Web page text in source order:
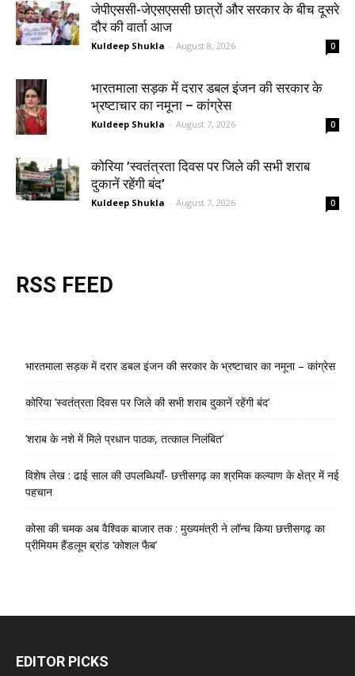
जेपीएससी-जेएसएससी छात्रों और सरकार के बीच दूसरे
दौर की वार्ता आज
Kuldeep Shukla - August 8, 2026 0
भारतमाला सड़क में दरार डबल इंजन की सरकार के
भ्रष्टाचार का नमूना – कांग्रेस
Kuldeep Shukla - August 7, 2026 0
कोरिया ’स्वतंत्रता दिवस पर जिले की सभी शराब
दुकानें रहेंगी बंद’
Kuldeep Shukla - August 7, 2026 0
RSS FEED
भारतमाला सड़क में दरार डबल इंजन की सरकार के भ्रष्टाचार का नमूना – कांग्रेस
कोरिया ’स्वतंत्रता दिवस पर जिले की सभी शराब दुकानें रहेंगी बंद’
’शराब के नशे में मिले प्रधान पाठक, तत्काल निलंबित’
विशेष लेख : ढाई साल की उपलब्धियाँ- छत्तीसगढ़ का श्रमिक कल्याण के क्षेत्र में नई
पहचान
कोसा की चमक अब वैश्विक बाजार तक : मुख्यमंत्री ने लॉन्च किया छत्तीसगढ़ का
प्रीमियम हैंडलूम ब्रांड ‘कोशल फैब’
EDITOR PICKS